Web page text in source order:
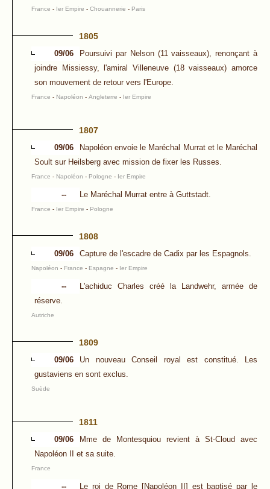
France - Ier Empire - Chouannerie - Paris
1805
09/06
Poursuivi par Nelson (11 vaisseaux), renonçant à
joindre Missiessy, l'amiral Villeneuve (18 vaisseaux) amorce
son mouvement de retour vers l'Europe.
France - Napoléon - Angleterre - Ier Empire
1807
09/06
Napoléon envoie le Maréchal Murrat et le Maréchal
Soult sur Heilsberg avec mission de fixer les Russes.
France - Napoléon - Pologne - Ier Empire
-- Le Maréchal Murrat entre à Guttstadt.
France - Ier Empire - Pologne
1808
09/06 Capture de l'escadre de Cadix par les Espagnols.
Napoléon - France - Espagne - Ier Empire
--
L'achiduc Charles créé la Landwehr, armée de
réserve.
Autriche
1809
09/06
Un nouveau Conseil royal est constitué. Les
gustaviens en sont exclus.
Suède
1811
09/06
Mme de Montesquiou revient à St-Cloud avec
Napoléon II et sa suite.
France
--
Le roi de Rome [Napoléon II] est baptisé par le